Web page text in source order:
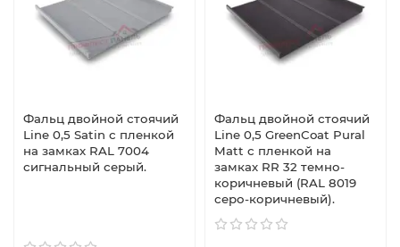
Фальц двойной стоячий
Line 0,5 Satin с пленкой
на замках RAL 7004
сигнальный серый.
Фальц двойной стоячий
Line 0,5 GreenCoat Pural
Matt с пленкой на
замках RR 32 темно-
коричневый (RAL 8019
серо-коричневый).